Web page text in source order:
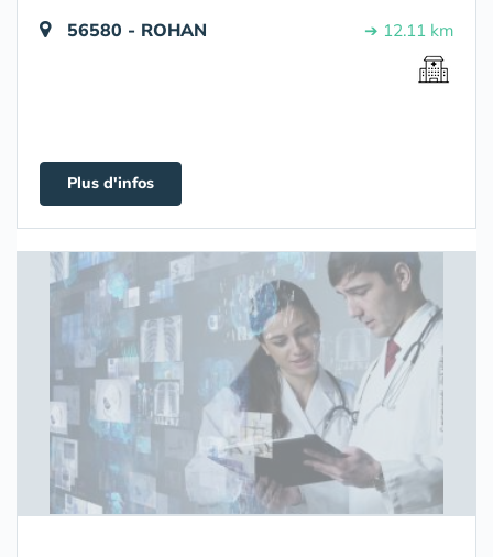
56580 - ROHAN ➔ 12.11 km
Plus d'infos